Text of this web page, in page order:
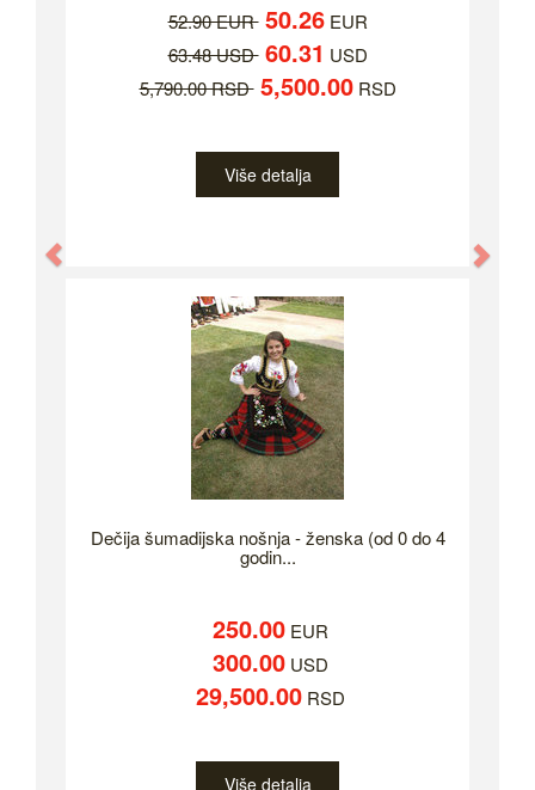
52.90 EUR 50.26EUR
63.48 USD 60.31 USD
5,790.00 RSD 5,500.00RSD
Više detalja
Dečija šumadijska nošnja - ženska (od 0 do 4
godin...
250.00 EUR
300.00 USD
29,500.00 RSD
Više detalja